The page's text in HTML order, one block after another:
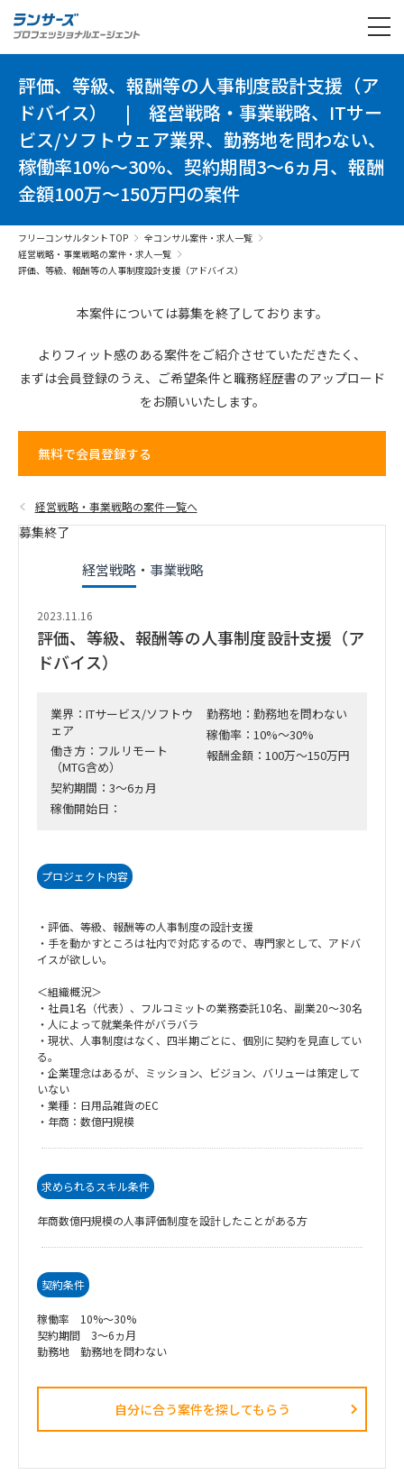
評価、等級、報酬等の人事制度設計支援（ア
ドバイス）
| 経営戦略・事業戦略、ITサー
ビス/ソフトウェア業界、勤務地を問わない、
稼働率10%～30%、契約期間3～6ヵ月、報酬
金額100万～150万円の案件
フリーコンサルタント TOP
全コンサル案件・求人一覧
経営戦略・事業戦略の案件・求人一覧
評価、等級、報酬等の人事制度設計支援（アドバイス）
本案件については募集を終了しております。
よりフィット感のある案件をご紹介させていただきたく、
まずは会員登録のうえ、 ご希望条件と職務経歴書のアップロード
をお願いいたします。
無料で会員登録する
経営戦略・事業戦略の案件一覧へ
募集終了
経営戦略・事業戦略
2023.11.16
評価、等級、報酬等の人事制度設計支援（ア
ドバイス）
業界：ITサービス/ソフトウ
ェア
働き方：フルリモート
（MTG含め）
契約期間：3～6ヵ月
稼働開始日：
勤務地：勤務地を問わない
稼働率：10%～30%
報酬金額：100万～150万円
プロジェクト内容
・評価、等級、報酬等の人事制度の設計支援
・手を動かすところは社内で対応するので、専門家として、アドバ
イスが欲しい。
＜組織概況＞
・社員1名（代表）、フルコミットの業務委託10名、副業20～30名
・人によって就業条件がバラバラ
・現状、人事制度はなく、四半期ごとに、個別に契約を見直してい
る。
・企業理念はあるが、ミッション、ビジョン、バリューは策定して
いない
・業種：日用品雑貨のEC
・年商：数億円規模
求められるスキル条件
年商数億円規模の人事評価制度を設計したことがある方
契約条件
稼働率 10%～30%
契約期間 3～6ヵ月
勤務地 勤務地を問わない
自分に合う案件を探してもらう​